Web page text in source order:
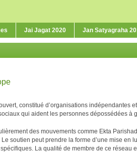
Jai Jagat 2020 Jan Satyagraha
constitué d’organisations
qui aident les personnes dépossédées à
des mouvements comme Ekta
soutien peut prendre la forme d’une mise
La qualité de membre de ce